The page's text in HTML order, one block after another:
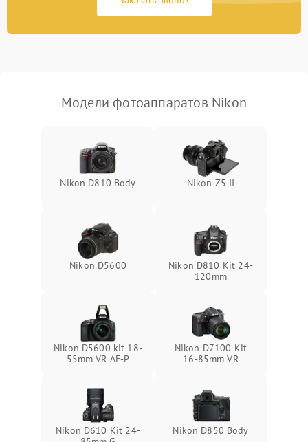
Модели фотоаппаратов Nikon
Nikon D810 Body Nikon Z5 II
Nikon D5600
Nikon D810 Kit 24-
120mm
Nikon D5600 kit 18-
55mm VR AF-P
Nikon D7100 Kit
16-85mm VR
Nikon D610 Kit 24-
Nikon D850 Body